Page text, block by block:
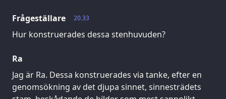
20.33
Frågeställare
Hur konstruerades dessa stenhuvuden?
Ra
Jag är Ra. Dessa konstruerades via tanke, efter en
genomsökning av det djupa sinnet, sinnesträdets